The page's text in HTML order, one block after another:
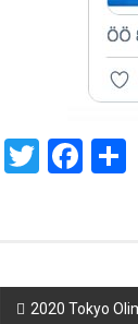
Twitter
Yazı
2020 Tokyo